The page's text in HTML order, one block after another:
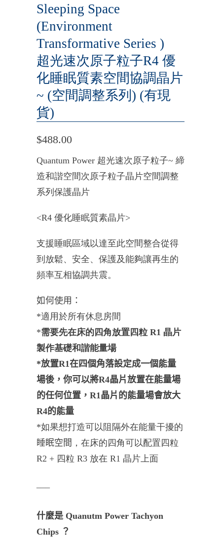
Sleeping Space
(Environment
Transformative Series )
超光速次原子粒子R4 優
化睡眠質素空間協調晶片
~ (空間調整系列) (有現
貨)
$488.00
Quantum Power 超光速次原子粒子~ 締
造和諧空間次原子粒子晶片空間調整
系列保護晶片
<R4 優化睡眠質素晶片>
支援睡眠區域以達至此空間整合從得
到放鬆、安全、 保護及能夠讓再生的
頻率互相協調共震。
如何使用：
*適用於所有休息房間
*需要先在床的四角放置四粒 R1 晶片
製作基礎和諧能量場
*放置R1在四個角落設定成一個能量
場後，你可以將R4晶片放置在能量場
的任何位置，R1晶片的能量場會放大
R4的能量
*如果想打造可以阻隔外在能量干擾的
睡眠空間 ，在床的四角可以配置四粒
R2 + 四粒 R3 放在 R1 晶片上面
什麼是 Quanutm Power Tachyon
Chips ？